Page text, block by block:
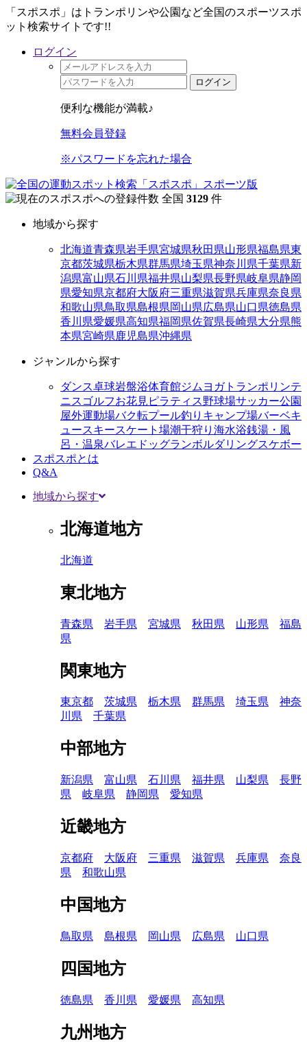
「スポスポ」はトランポリンや公園など全国のスポーツスポ
ット検索サイトです!!
ログイン
ログイン
便利な機能が満載♪
無料会員登録
※パスワードを忘れた場合
全国 3129 件
地域から探す
北海道青森県岩手県宮城県秋田県山形県福島県東
京都茨城県栃木県群馬県埼玉県神奈川県千葉県新
潟県富山県石川県福井県山梨県長野県岐阜県静岡
県愛知県京都府大阪府三重県滋賀県兵庫県奈良県
和歌山県鳥取県島根県岡山県広島県山口県徳島県
香川県愛媛県高知県福岡県佐賀県長崎県大分県熊
本県宮崎県鹿児島県沖縄県
ジャンルから探す
ダンス卓球岩盤浴体育館ジム ヨガトランポリンテ
ニス ゴルフお花見 ピラティス野球場サッカー公園
屋外運動場バク転プール釣り キャンプ場バーベキ
ュースキースケート場潮干狩り 海水浴銭湯・風
呂・温泉バレエ ドッグランボルダリングスケボー
スポスポとは
Q&A
地域から探す
北海道地方
北海道
東北地方
青森県 岩手県 宮城県 秋田県 山形県
福島
県
関東地方
東京都 茨城県 栃木県 群馬県 埼玉県
神奈
川県
千葉県
中部地方
新潟県 富山県 石川県 福井県 山梨県
長野
県
岐阜県 静岡県 愛知県
近畿地方
京都府 大阪府 三重県 滋賀県 兵庫県
奈良
県
和歌山県
中国地方
鳥取県 島根県 岡山県 広島県 山口県
四国地方
徳島県 香川県 愛媛県 高知県
九州地方